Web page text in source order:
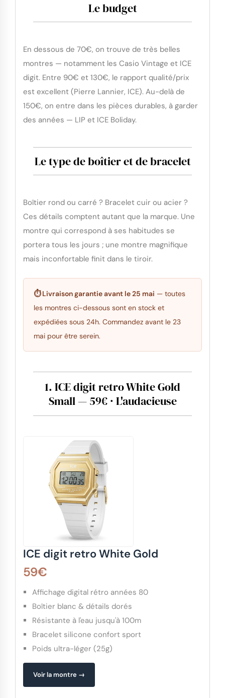
Le budget
En dessous de 70€, on trouve de très belles
montres — notamment les Casio Vintage et ICE
digit. Entre 90€ et 130€, le rapport qualité/prix
est excellent (Pierre Lannier, ICE). Au-delà de
150€, on entre dans les pièces durables, à garder
des années — LIP et ICE Boliday.
Le type de boîtier et de bracelet
Boîtier rond ou carré ? Bracelet cuir ou acier ?
Ces détails comptent autant que la marque. Une
montre qui correspond à ses habitudes se
portera tous les jours ; une montre magnifique
mais inconfortable finit dans le tiroir.
⏱ Livraison garantie avant le 25 mai — toutes
les montres ci-dessous sont en stock et
expédiées sous 24h. Commandez avant le 23
mai pour être serein.
1. ICE digit retro White Gold
Small — 59€ · L'audacieuse
ICE digit retro White Gold
59€
Affichage digital rétro années 80
Boîtier blanc & détails dorés
Résistante à l'eau jusqu'à 100m
Bracelet silicone confort sport
Poids ultra-léger (25g)
Voir la montre →